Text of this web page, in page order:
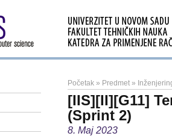
Početak » Predmet »
[IIS][II][G11]
(Sprint 2)
8. Maj 2023